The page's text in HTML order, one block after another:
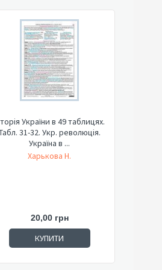
України в 49 таблицях.
31-32. Укр. революція.
Україна в ...
Харькова Н.
20,00 грн
КУПИТИ